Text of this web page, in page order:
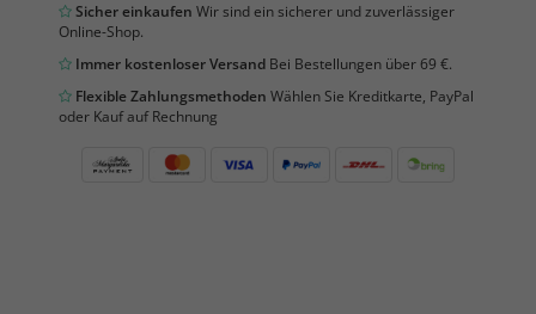
Sicher einkaufen Wir sind ein sicherer und zuverlässiger
Online-Shop.
Immer kostenloser Versand Bei Bestellungen über 69 €.
Flexible Zahlungsmethoden Wählen Sie Kreditkarte, PayPal
oder Kauf auf Rechnung